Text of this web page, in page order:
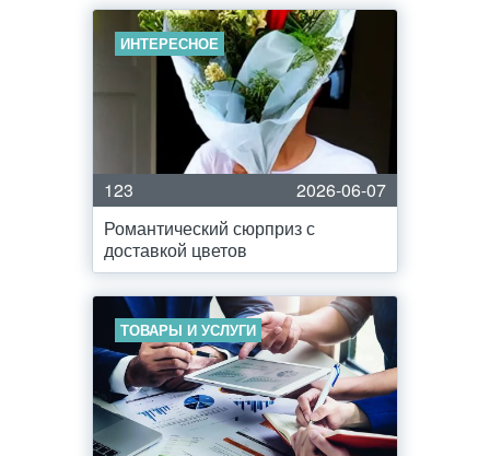
ИНТЕРЕСНОЕ
123
2026-06-07
Романтический сюрприз с
доставкой цветов
ТОВАРЫ И УСЛУГИ